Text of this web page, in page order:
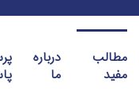
مطالب
مفید
درباره
ما